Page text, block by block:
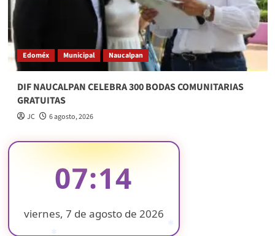
Edoméx Municipal Naucalpan
DIF NAUCALPAN CELEBRA 300 BODAS COMUNITARIAS
GRATUITAS
JC 6 agosto, 2026
07:14
viernes, 7 de agosto de 2026
❄